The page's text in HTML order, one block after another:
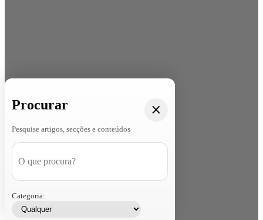
Procurar
Pesquise artigos, secções e conteúdos
Categoria: